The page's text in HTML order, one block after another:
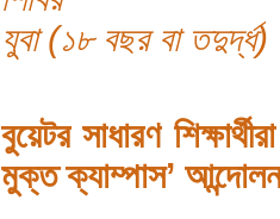
যুবা (১৮ বছর বা তদুর্দ্ধ)
বুয়েটর সাধারণ
মুক্ত ক্যাম্পাস’